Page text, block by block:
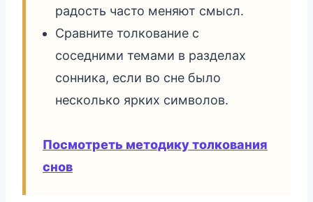
радость часто меняют смысл.
Сравните толкование с
соседними темами в разделах
сонника, если во сне было
несколько ярких символов.
Посмотреть методику толкования
снов